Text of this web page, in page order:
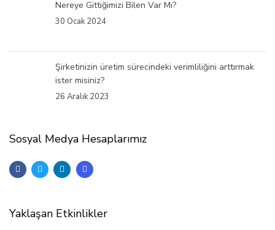
Nereye Gittiğimizi Bilen Var Mı?
30 Ocak 2024
Şirketinizin üretim sürecindeki verimliliğini arttırmak
ister misiniz?
26 Aralık 2023
Sosyal Medya Hesaplarımız
Yaklaşan Etkinlikler